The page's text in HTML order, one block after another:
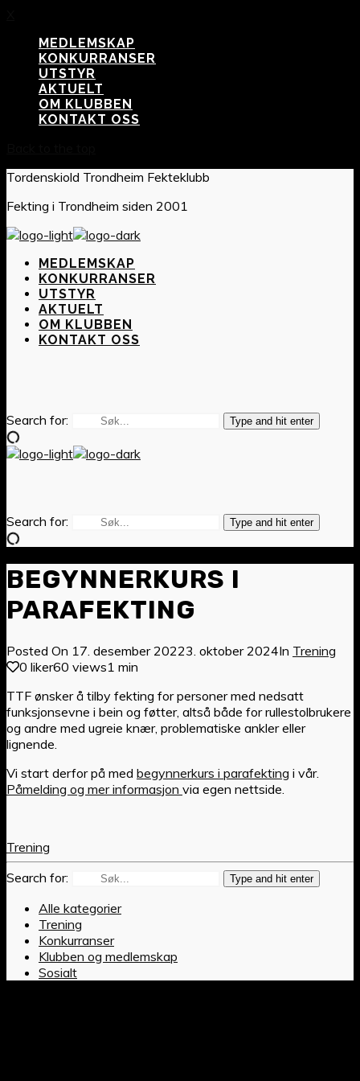
MEDLEMSKAP
KONKURRANSER
UTSTYR
AKTUELT
OM KLUBBEN
KONTAKT OSS
Tordenskiold Trondheim Fekteklubb
Fekting i Trondheim siden 2001
MEDLEMSKAP
KONKURRANSER
UTSTYR
AKTUELT
OM KLUBBEN
KONTAKT OSS
Search for: Type and hit enter
Search for: Type and hit enter
BEGYNNERKURS I
PARAFEKTING
Posted On 17. desember 20223. oktober 2024In Trening
0 liker60 views1 min
TTF ønsker å tilby fekting for personer med nedsatt
funksjonsevne i bein og føtter, altså både for rullestolbrukere
og andre med ugreie knær, problematiske ankler eller
lignende.
Vi start derfor på med begynnerkurs i parafekting i vår.
Påmelding og mer informasjon via egen nettside.
Trening
Search for:
Type and hit enter
Alle kategorier
Trening
Konkurranser
Klubben og medlemskap
Sosialt